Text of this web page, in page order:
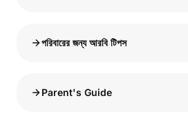
পরিবারের জন্য আরবি টিপস
Parent's Guide